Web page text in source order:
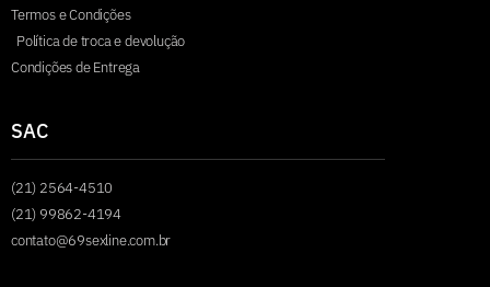
Termos e Condições
Política de troca e devolução
Condições de Entrega
SAC
(21) 2564-4510
(21) 99862-4194
contato@69sexline.com.br